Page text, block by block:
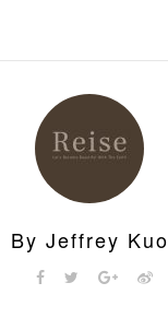
By Jeffrey Kuo